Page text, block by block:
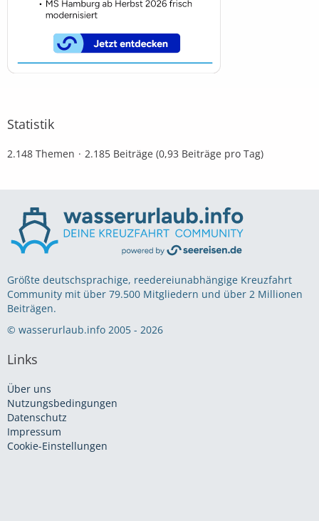
Statistik
2.148 Themen 2.185 Beiträge (0,93 Beiträge pro Tag)
Größte deutschsprachige, reedereiunabhängige Kreuzfahrt
Community mit über 79.500 Mitgliedern und über 2 Millionen
Beiträgen.
© wasserurlaub.info 2005 - 2026
Links
Über uns
Nutzungsbedingungen
Datenschutz
Impressum
Cookie-Einstellungen